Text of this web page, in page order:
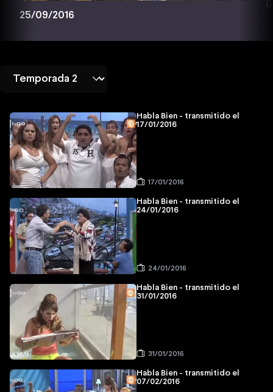
25/09/2016
Habla Bien - transmitido el
17/01/2016
17/01/2016
Habla Bien - transmitido el
24/01/2016
24/01/2016
Habla Bien - transmitido el
31/01/2016
31/01/2016
Habla Bien - transmitido el
07/02/2016